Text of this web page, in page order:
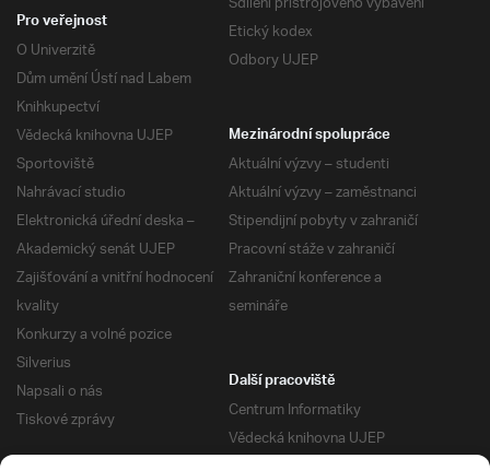
Etický kodex
Odbory UJEP
Pro veřejnost
O Univerzitě
Dům umění Ústí nad Labem
Knihkupectví
Vědecká knihovna UJEP
Sportoviště
Nahrávací studio
Elektronická úřední deska –
Akademický senát UJEP
Zajišťování a vnitřní hodnocení
kvality
Konkurzy a volné pozice
Silverius
Napsali o nás
Tiskové zprávy
Mezinárodní spolupráce
Aktuální výzvy – studenti
Aktuální výzvy – zaměstnanci
Stipendijní pobyty v zahraničí
Pracovní stáže v zahraničí
Zahraniční konference a
semináře
Další pracoviště
Centrum Informatiky
Vědecká knihovna UJEP